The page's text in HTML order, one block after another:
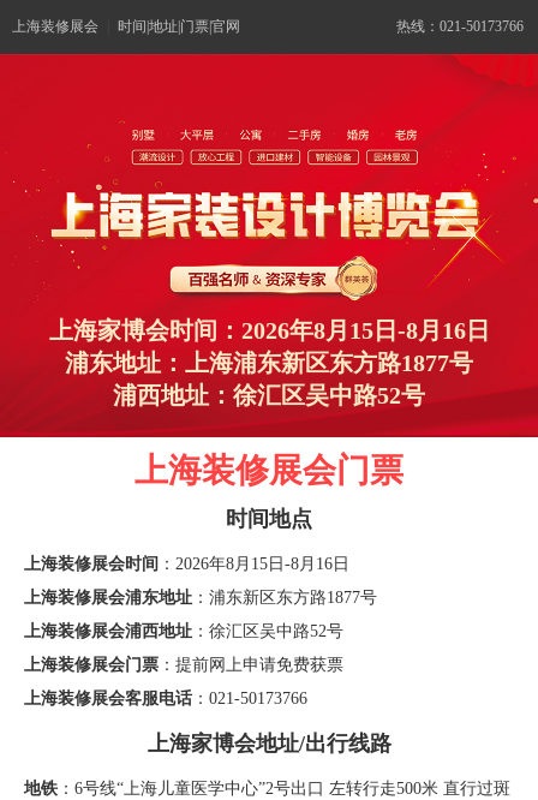
上海装修展会 时间|地址|门票|官网 热线：021-50173766
上海家博会时间：2026年8月15日-8月16日
浦东地址：上海浦东新区东方路1877号
浦西地址：徐汇区吴中路52号
上海装修展会门票
时间地点
上海装修展会时间 ：2026年8月15日-8月16日
上海装修展会浦东地址 ：浦东新区东方路1877号
上海装修展会浦西地址 ：徐汇区吴中路52号
上海装修展会门票 ：提前网上申请免费获票
上海装修展会客服电话 ：021-50173766
上海家博会地址/出行线路
地铁 ：6号线“上海儿童医学中心”2号出口 左转行走500米 直行过斑